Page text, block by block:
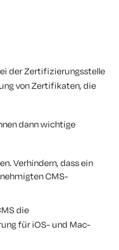
der Zertifizierungsstelle
von Zertifikaten, die
dann wichtige
Verhindern, dass ein
CMS-
die
für iOS- und Mac-